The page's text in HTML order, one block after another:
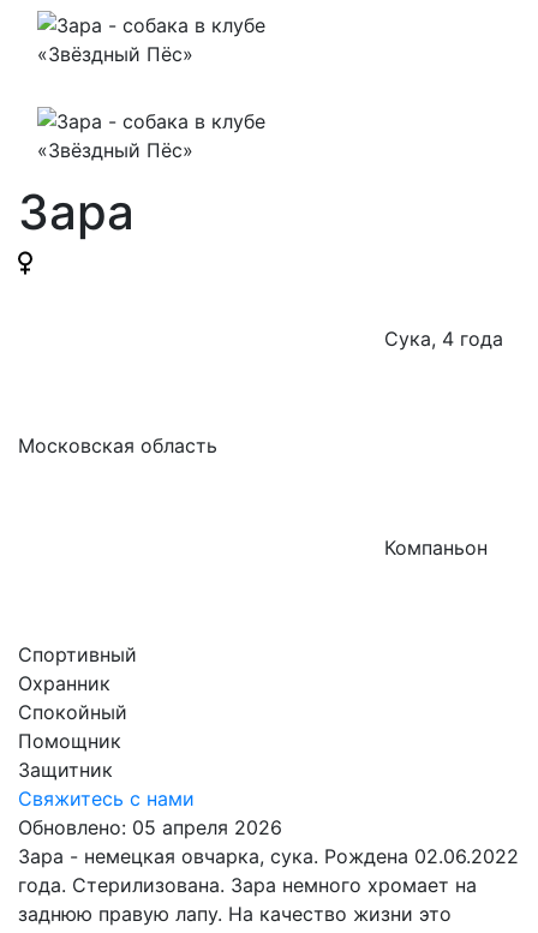
Зара
Сука, 4 годa
Московская область
Компаньон
Спортивный
Охранник
Спокойный
Помощник
Защитник
Свяжитесь с нами
Обновлено: 05 апреля 2026
Зара - немецкая овчарка, сука. Рождена 02.06.2022
года. Стерилизована. Зара немного хромает на
заднюю правую лапу. На качество жизни это